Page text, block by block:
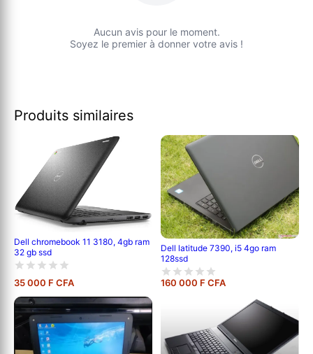
Aucun avis pour le moment.
Soyez le premier à donner votre avis !
Produits similaires
Dell chromebook 11 3180, 4gb ram
32 gb ssd
35 000 F CFA
Dell latitude 7390, i5 4go ram
128ssd
160 000 F CFA